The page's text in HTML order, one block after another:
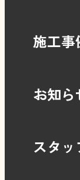
施工事
お知
スタ